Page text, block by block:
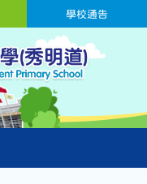
學校通告